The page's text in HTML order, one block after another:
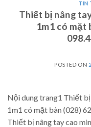
TIN
Thiết bị nâng
1m1 có mặt
POSTED ON
Nội dung trang1 Thiết
1m1 có mặt bàn (028)
Thiết bị nâng tay cao